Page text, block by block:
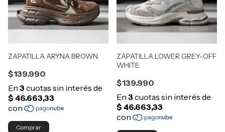
ZAPATILLA ARYNA BROWN
$139.990
Comprar
ZAPATILLA LOWER GREY-OFF
WHITE
$139.990